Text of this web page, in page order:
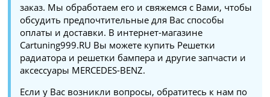
заказ. Мы обработаем его и свяжемся с Вами, чтобы
обсудить предпочтительные для Вас способы
оплаты и доставки. В интернет-магазине
Cartuning999.RU Вы можете купить Решетки
радиатора и решетки бампера и другие запчасти и
аксессуары MERCEDES-BENZ.
Если у Вас возникли вопросы, обратитесь к нам по